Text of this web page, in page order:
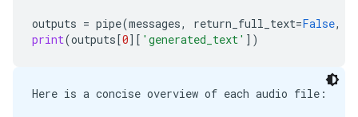
outputs = pipe(messages, return_full_text=False,
print(outputs[0][ 'generated_text' ])
Here is a concise overview of each audio file: